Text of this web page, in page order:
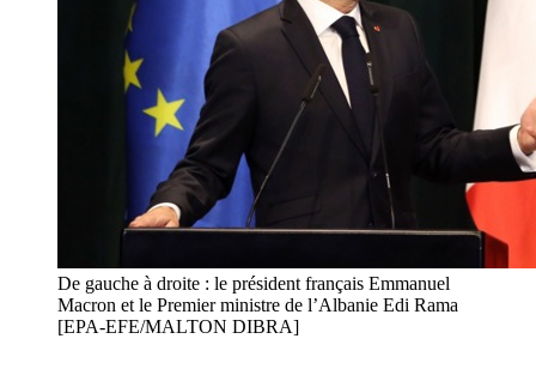
De gauche à droite : le président français Emmanuel
Macron et le Premier ministre de l’Albanie Edi Rama
[EPA-EFE/MALTON DIBRA]